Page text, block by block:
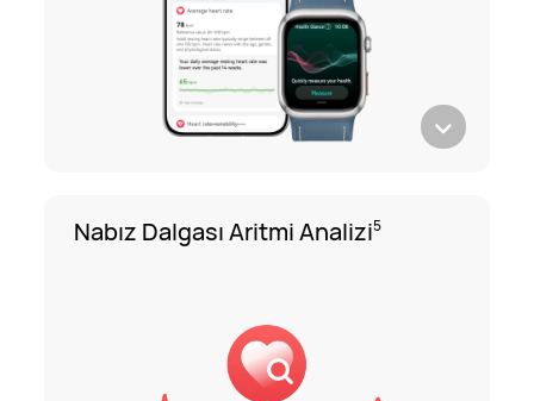
Nabız Dalgası Aritmi Analizi5